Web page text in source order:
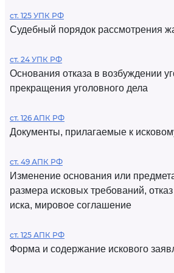
ст. 125 УПК РФ
Судебный порядок рассмотрения
ст. 24 УПК РФ
Основания отказа в возбуждении
прекращения уголовного дела
ст. 126 АПК РФ
Документы, прилагаемые к
ст. 49 АПК РФ
Изменение основания или
размера исковых требований,
иска, мировое соглашение
ст. 125 АПК РФ
Форма и содержание искового